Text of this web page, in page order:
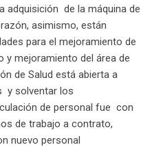
adquisición de la máquina de
asimismo, están
para el mejoramiento de
mejoramiento del área de
de Salud está abierta a
y solventar los
de personal fue con
de trabajo a contrato,
nuevo personal